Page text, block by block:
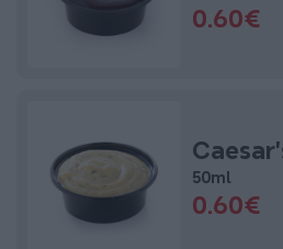
0.60€
50ml
0.60€